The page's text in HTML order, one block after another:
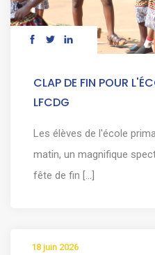
CLAP DE FIN POUR
LFCDG
Les élèves de l'école
matin, un magnifique
fête de fin [...]
18 juin 2026